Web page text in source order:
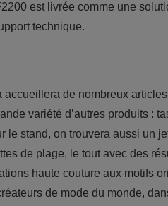
est livrée comme une
technique.
accueillera de nombreux
variété d’autres produits :
le stand, on trouvera aussi un
de plage, le tout avec des
haute couture aux motifs
de mode du monde,